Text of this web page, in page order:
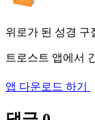
위로가 된 성경 구
트로스트 앱에서
앱 다운로드 하기